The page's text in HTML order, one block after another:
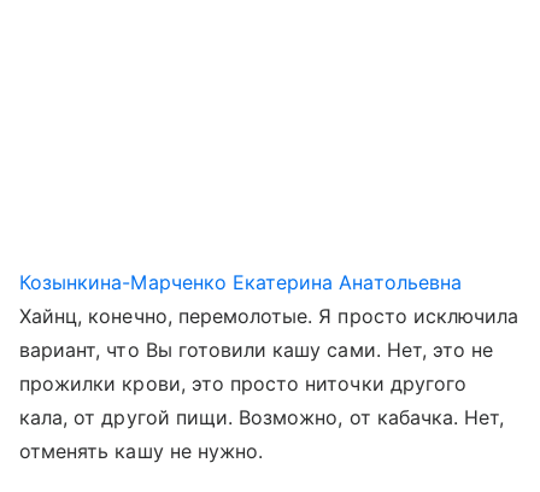
Козынкина-Марченко Екатерина Анатольевна
Хайнц, конечно, перемолотые. Я просто исключила
вариант, что Вы готовили кашу сами. Нет, это не
прожилки крови, это просто ниточки другого
кала, от другой пищи. Возможно, от кабачка. Нет,
отменять кашу не нужно.